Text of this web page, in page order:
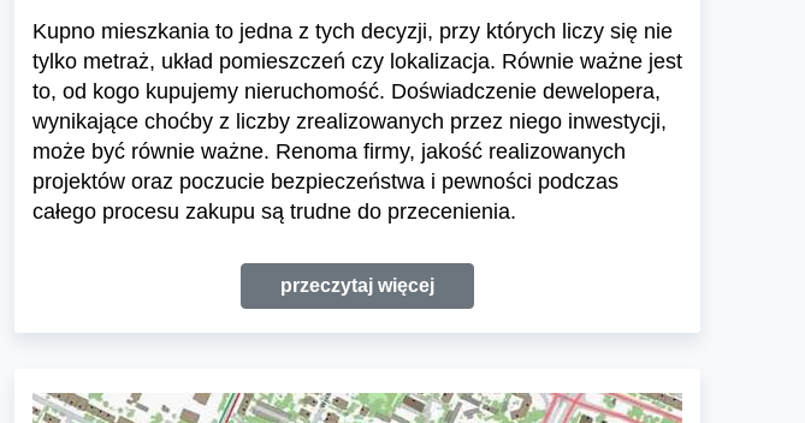
Kupno mieszkania to jedna z tych decyzji, przy których liczy się nie
tylko metraż, układ pomieszczeń czy lokalizacja. Równie ważne jest
to, od kogo kupujemy nieruchomość. Doświadczenie dewelopera,
wynikające choćby z liczby zrealizowanych przez niego inwestycji,
może być równie ważne. Renoma firmy, jakość realizowanych
projektów oraz poczucie bezpieczeństwa i pewności podczas
całego procesu zakupu są trudne do przecenienia.
przeczytaj więcej